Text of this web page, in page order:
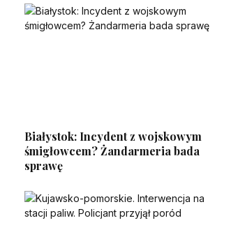
Białystok: Incydent z wojskowym
śmigłowcem? Żandarmeria bada
sprawę